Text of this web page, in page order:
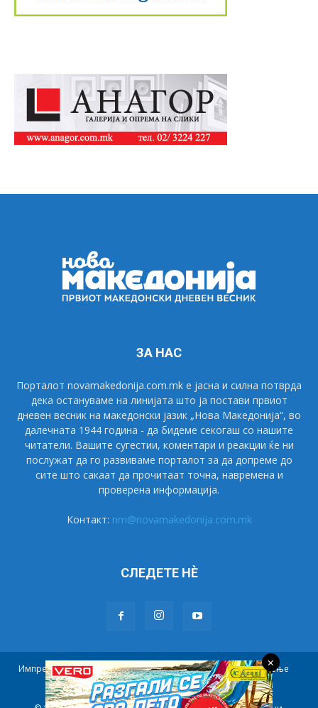
ЗА НАС
Порталот novamakedonija.com.mk е јасна и силна потврда
дека остануваме на линијата што ја постави првиот
дневен весник на македонски јазик „Нова Македонија“, во
далечната 1944 година - да бидеме секогаш со нашите
читатели. Вашите сугестии, коментари и реакции ќе ни
послужат да го развиваме порталот за да допреме до
сите што сакаат да прочитаат точна, навремена и
проверена информација.
Контакт: nm@novamakedonija.com.mk
СЛЕДЕТЕ НÈ
Импресум Маркетинг Претплата
Правила на користење
Контакт
×